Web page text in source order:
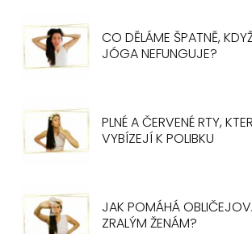
CO DĚLÁME ŠPATNĚ,
JÓGA NEFUNGUJE?
PLNÉ A ČERVENÉ RTY,
VYBÍZEJÍ K POLIBKU
JAK POMÁHÁ
ZRALÝM ŽENÁM?